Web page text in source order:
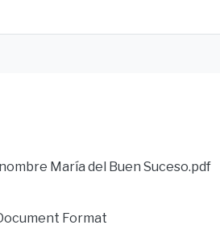
María del Buen Suceso.pdf
Format